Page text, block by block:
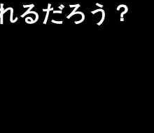
るだろう？